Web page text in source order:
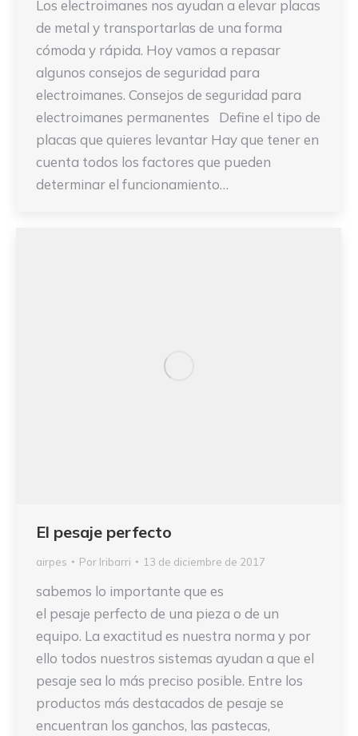
Los electroimanes nos ayudan a elevar placas
de metal y transportarlas de una forma
cómoda y rápida. Hoy vamos a repasar
algunos consejos de seguridad para
electroimanes. Consejos de seguridad para
electroimanes permanentes Define el tipo de
placas que quieres levantar Hay que tener en
cuenta todos los factores que pueden
determinar el funcionamiento…
El pesaje perfecto
airpes Por Iribarri 13 de diciembre de 2017
sabemos lo importante que es
el pesaje perfecto de una pieza o de un
equipo. La exactitud es nuestra norma y por
ello todos nuestros sistemas ayudan a que el
pesaje sea lo más preciso posible. Entre los
productos más destacados de pesaje se
encuentran los ganchos, las pastecas,